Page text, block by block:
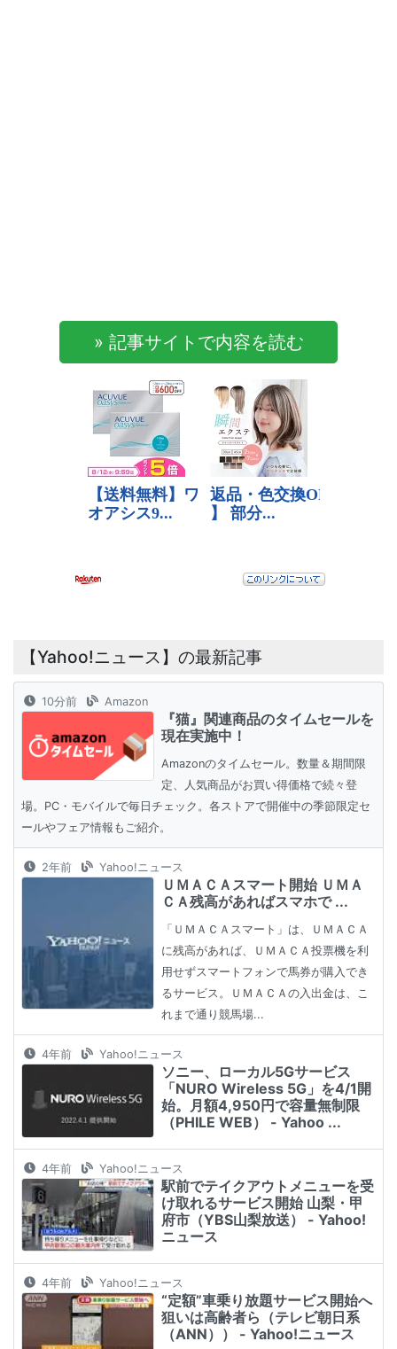
» 記事サイトで内容を読む
【Yahoo!ニュース】の最新記事
10分前 Amazon
『猫』関連商品のタイムセールを
現在実施中！
Amazonのタイムセール。数量＆期間限
定、人気商品がお買い得価格で続々登
場。PC・モバイルで毎日チェック。各ストアで開催中の季節限定セ
ールやフェア情報もご紹介。
2年前 Yahoo!ニュース
ＵＭＡＣＡスマート開始 ＵＭＡ
ＣＡ残高があればスマホで ...
「ＵＭＡＣＡスマート」は、ＵＭＡＣＡ
に残高があれば、ＵＭＡＣＡ投票機を利
用せずスマートフォンで馬券が購入でき
るサービス。ＵＭＡＣＡの入出金は、こ
れまで通り競馬場...
4年前 Yahoo!ニュース
ソニー、ローカル5Gサービス
「NURO Wireless 5G」を4/1開
始。月額4,950円で容量無制限
（PHILE WEB） - Yahoo ...
4年前 Yahoo!ニュース
駅前でテイクアウトメニューを受
け取れるサービス開始 山梨・甲
府市（YBS山梨放送） - Yahoo!
ニュース
4年前 Yahoo!ニュース
“定額”車乗り放題サービス開始へ
狙いは高齢者ら（テレビ朝日系
（ANN）） - Yahoo!ニュース